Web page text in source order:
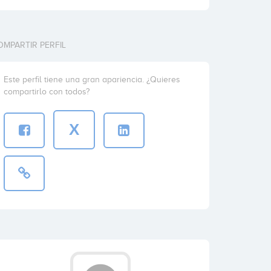
PERFIL
Este perfil tiene una gran apariencia. ¿Quieres
compartirlo con todos?
X